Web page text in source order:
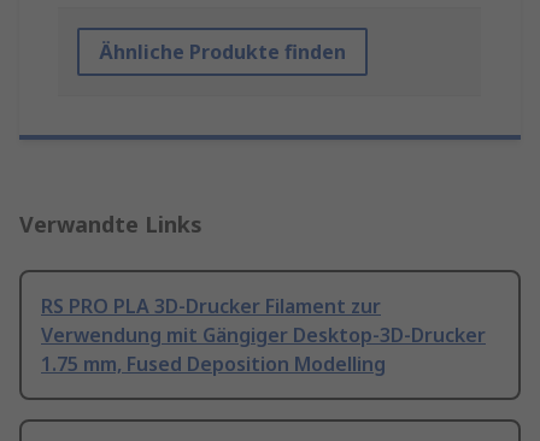
Ähnliche Produkte finden
Verwandte Links
RS PRO PLA 3D-Drucker Filament zur
Verwendung mit Gängiger Desktop-3D-Drucker
1.75 mm, Fused Deposition Modelling